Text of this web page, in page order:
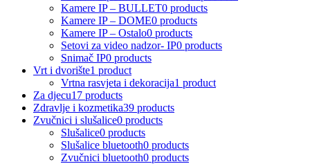
Kamere IP – BULLET0 products
Kamere IP – DOME0 products
Kamere IP – Ostalo0 products
Setovi za video nadzor- IP0 products
Snimač IP0 products
Vrt i dvorište1 product
Vrtna rasvjeta i dekoracija1 product
Za djecu17 products
Zdravlje i kozmetika39 products
Zvučnici i slušalice0 products
Slušalice0 products
Slušalice bluetooth0 products
Zvučnici bluetooth0 products